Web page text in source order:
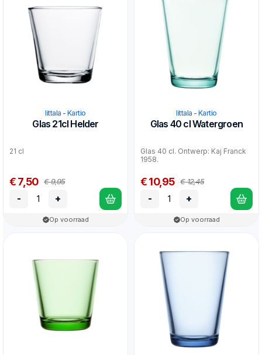
Iittala - Kartio
Glas 21cl Helder
21 cl
€ 7,50 € 9,95
- +
Op voorraad
Iittala - Kartio
Glas 40 cl Watergroen
Glas 40 cl. Ontwerp: Kaj Franck
1958.
€ 10,95 € 12,45
- +
Op voorraad